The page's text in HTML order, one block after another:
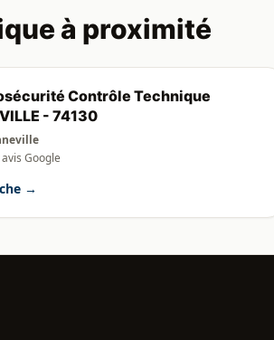
à proximité
Contrôle Technique
- 74130
avis Google
→